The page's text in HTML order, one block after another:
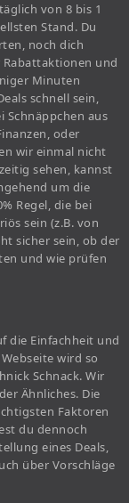
von 8 bis 1
Stand. Du
noch dich
Rabattaktionen und
Minuten
schnell sein,
Schnäppchen aus
oder
wir einmal nicht
sehen, kannst
um die
Regel, die bei
sein (z.B. von
sicher sein, ob der
und wie prüfen
die Einfachheit und
wird so
Schnack. Wir
Ähnliches. Die
Faktoren
du dennoch
eines Deals,
über Vorschläge